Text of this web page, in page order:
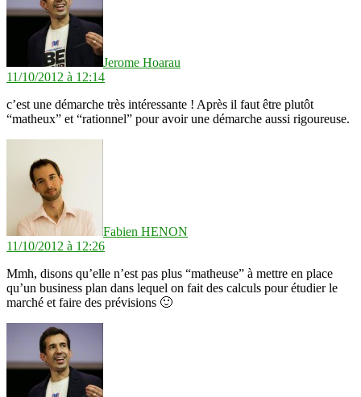
Jerome Hoarau
11/10/2012 à 12:14
c’est une démarche très intéressante ! Après il faut être plutôt
“matheux” et “rationnel” pour avoir une démarche aussi rigoureuse.
Fabien HENON
11/10/2012 à 12:26
Mmh, disons qu’elle n’est pas plus “matheuse” à mettre en place
qu’un business plan dans lequel on fait des calculs pour étudier le
marché et faire des prévisions 🙂